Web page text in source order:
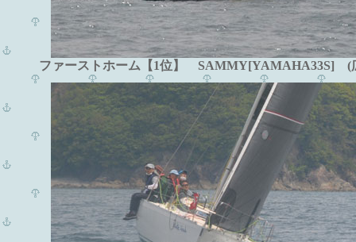
ファーストホーム【1位】 SAMMY[YAMAHA33S] (